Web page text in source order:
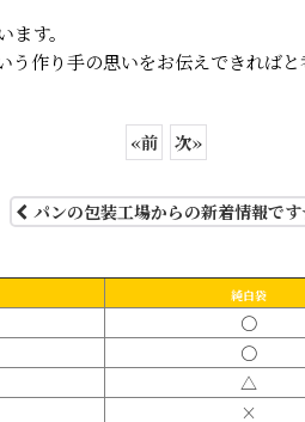
す。
作り手の思いをお伝えできればと
«前 次»
パンの包装工場からの新着情報で
純白袋
〇
〇
△
×